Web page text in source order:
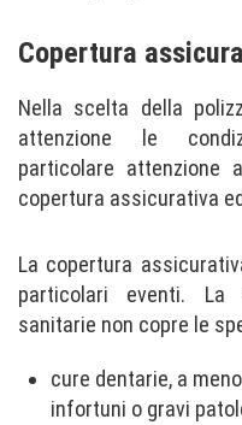
Copertura
Nella scelta della
attenzione le
particolare attenzione
copertura assicurativa
La copertura
particolari eventi. La
sanitarie non copre le
cure dentarie, a
infortuni o gravi